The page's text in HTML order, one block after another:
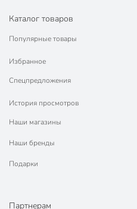
Каталог товаров
Популярные товары
Избранное
Спецпредложения
История просмотров
Наши магазины
Наши бренды
Подарки
Партнерам